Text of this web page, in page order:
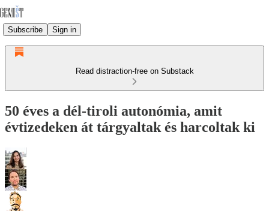
Subscribe Sign in
Read distraction-free on Substack
50 éves a dél-tiroli autonómia, amit
évtizedeken át tárgyaltak és harcoltak ki